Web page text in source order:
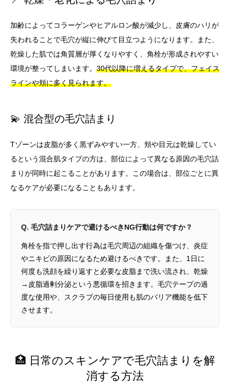
加齢によってコラーゲンやヒアルロン酸が減少し、皮膚のハリが
失われることで毛穴が縦に伸びて目立つようになります。また、
乾燥した肌では角質層が厚くなりやすく、角栓が形成されやすい
環境が整ってしまいます。 30代以降に増えるタイプで、フェイス
ラインや頬に多く見られます。
💫 混合型の毛穴詰まり
Tゾーンは皮脂が多く黒ずみやすい一方、頬や目元は乾燥してい
るという混合肌タイプの方は、部位によって異なる原因の毛穴詰
まりが同時に起こることがあります。この場合は、部位ごとに異
なるケアが必要になることもあります。
Q. 毛穴詰まりケアで避けるべきNG行動は何ですか？
角栓を指で押し出す行為は毛穴周辺の組織を傷つけ、炎症
やニキビの原因になるため避けるべきです。また、1日に
何度も洗顔を繰り返すと必要な皮脂まで洗い流され、乾燥
→皮脂過剰分泌という悪循環を招きます。毛穴テープの過
度な使用や、スクラブの毎日使用も肌のバリア機能を低下
させます。
🏥 日常のスキンケアで毛穴詰まりを解
消する方法